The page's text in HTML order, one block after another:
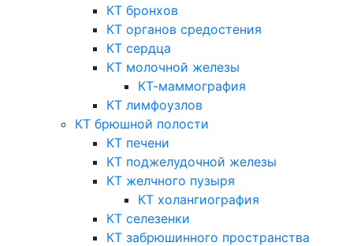
КТ бронхов
КТ органов средостения
КТ сердца
КТ молочной железы
КТ-маммография
КТ лимфоузлов
КТ брюшной полости
КТ печени
КТ поджелудочной железы
КТ желчного пузыря
КТ холангиография
КТ селезенки
КТ забрюшинного пространства